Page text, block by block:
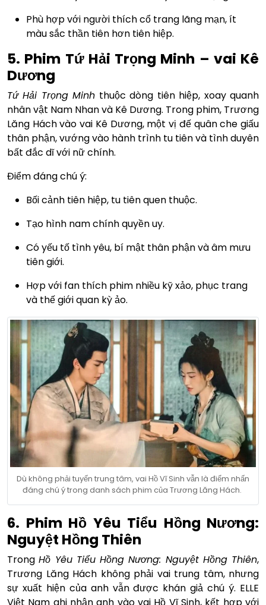
Phù hợp với người thích cổ trang lãng mạn, ít
màu sắc thần tiên hơn tiên hiệp.
5. Phim Tứ Hải Trọng Minh – vai Kê
Dương
Tứ Hải Trọng Minh thuộc dòng tiên hiệp, xoay quanh
nhân vật Nam Nhan và Kê Dương. Trong phim, Trương
Lăng Hách vào vai Kê Dương, một vị đế quân che giấu
thân phận, vướng vào hành trình tu tiên và tình duyên
bất đắc dĩ với nữ chính.
Điểm đáng chú ý:
Bối cảnh tiên hiệp, tu tiên quen thuộc.
Tạo hình nam chính quyền uy.
Có yếu tố tình yêu, bí mật thân phận và âm mưu
tiên giới.
Hợp với fan thích phim nhiều kỹ xảo, phục trang
và thế giới quan kỳ ảo.
Dù không phải tuyến trung tâm, vai Hồ Vĩ Sinh vẫn là điểm nhấn
đáng chú ý trong danh sách phim của Trương Lăng Hách.
6. Phim Hồ Yêu Tiểu Hồng Nương:
Nguyệt Hồng Thiên
TrongHồ Yêu Tiểu Hồng Nương: Nguyệt Hồng Thiên,
Trương Lăng Hách không phải vai trung tâm, nhưng
sự xuất hiện của anh vẫn được khán giả chú ý. ELLE
Việt Nam ghi nhận anh vào vai Hồ Vĩ Sinh, kết hợp với